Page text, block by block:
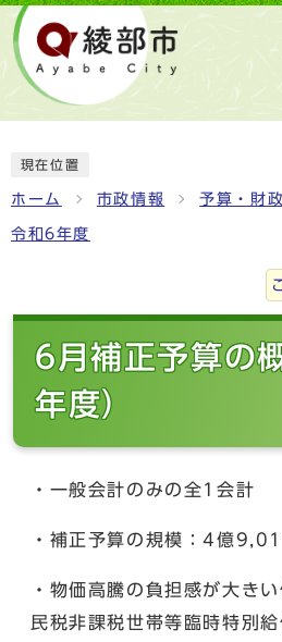
現在位置
ホーム 市政情報 予算・財政
令和6年度
6月補正予算の
年度）
・一般会計のみの全1会計
・補正予算の規模：4億
・物価高騰の負担感が大き
民税非課税世帯等臨時特別